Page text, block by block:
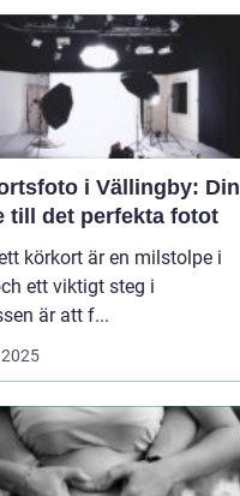
i Vällingby: Din
till det perfekta fotot
körkort är en milstolpe i
ett viktigt steg i
är att f...